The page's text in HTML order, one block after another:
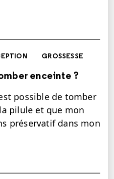
GROSSESSE
enceinte ?
possible de tomber
pilule et que mon
préservatif dans mon